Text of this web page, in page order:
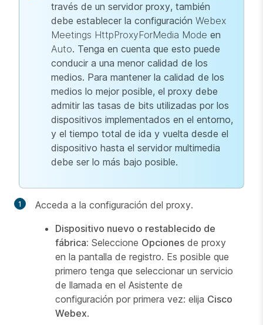
través de un servidor proxy, también
debe establecer la configuración Webex
Meetings HttpProxyForMedia Mode en
Auto. Tenga en cuenta que esto puede
conducir a una menor calidad de los
medios. Para mantener la calidad de los
medios lo mejor posible, el proxy debe
admitir las tasas de bits utilizadas por los
dispositivos implementados en el entorno,
y el tiempo total de ida y vuelta desde el
dispositivo hasta el servidor multimedia
debe ser lo más bajo posible.
Acceda a la configuración del proxy.
Dispositivo nuevo o restablecido de
fábrica: Seleccione Opciones de proxy
en la pantalla de registro. Es posible que
primero tenga que seleccionar un servicio
de llamada en el Asistente de
configuración por primera vez: elija Cisco
Webex.